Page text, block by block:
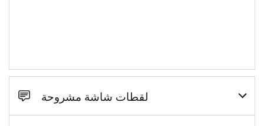
لقطات شاشة مشروحة